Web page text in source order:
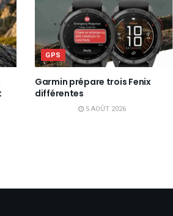
GPS
Garmin prépare trois Fenix
différentes
5 AOÛT 2026